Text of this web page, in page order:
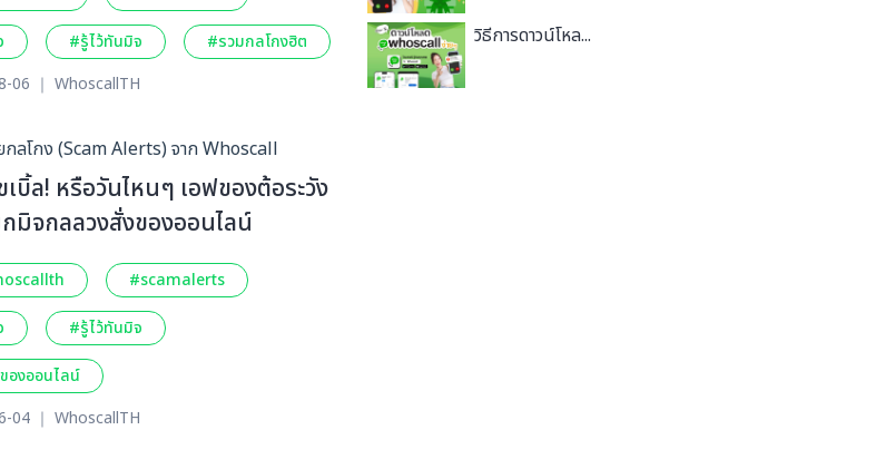
#รู้ไว้ทันมิจ
#รวมกลโกงฮิต
06 ｜ WhoscallTH
กลโกง (Scam Alerts) จาก Whoscall
เบิ้ล! หรือวันไหนๆ เอฟของต้อระวัง
มิจกลลวงสั่งของออนไลน์
#scamalerts
#รู้ไว้ทันมิจ
องออนไลน์
04 ｜ WhoscallTH
วิธีการดาวน์โหล...